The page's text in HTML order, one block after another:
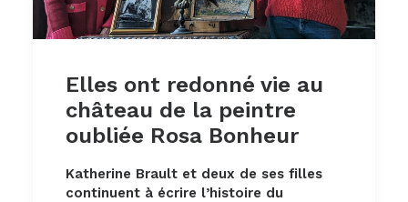
Elles ont redonné vie au
château de la peintre
oubliée Rosa Bonheur
Katherine Brault et deux de ses filles
continuent à écrire l’histoire du